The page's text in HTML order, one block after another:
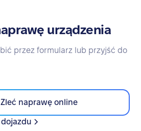
urządzenia
przez formularz lub przyjść do
Zleć naprawę online